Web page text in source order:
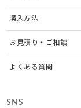
購入方法
お見積り・ご相談
よくある質問
SNS